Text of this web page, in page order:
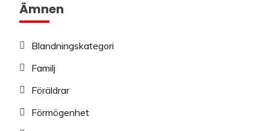
Ämnen
Blandningskategori
Familj
Föräldrar
Förmögenhet